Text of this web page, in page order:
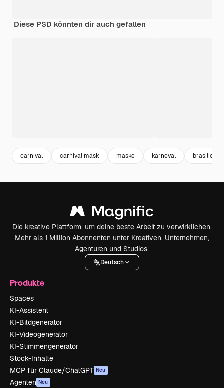
Diese PSD könnten dir auch gefallen
carnival carnival mask maske karneval brasilien
Die kreative Plattform, um deine beste Arbeit zu verwirklichen.
Mehr als 1 Million Abonnenten unter Kreativen, Unternehmen,
Agenturen und Studios.
Deutsch
Produkte
Spaces
KI-Assistent
KI-Bildgenerator
KI-Videogenerator
KI-Stimmengenerator
Stock-Inhalte
MCP für Claude/ChatGPT Neu
Agenten Neu